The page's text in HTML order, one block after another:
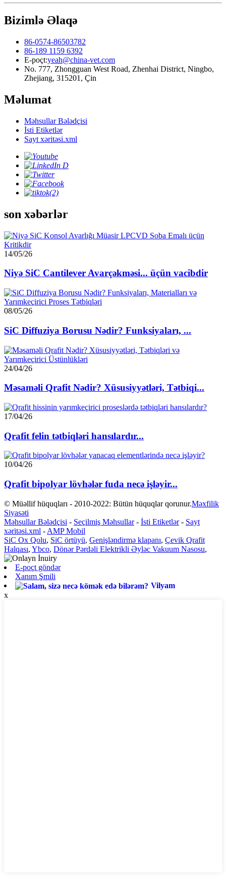
Bizimlə Əlaqə
86-0574-86503782
86-189 1159 6392
E-poçt:yeah@china-vet.com
No. 777, Zhongguan West Road, Zhenhai District, Ningbo,
Zhejiang, 315201, Çin
Məlumat
Məhsullar Bələdçisi
İsti Etiketlər
Sayt xəritəsi.xml
son xəbərlər
14/05/26
Niyə SiC Cantilever Avarçəkməsi... üçün vacibdir
08/05/26
SiC Diffuziya Borusu Nədir? Funksiyaları, ...
24/04/26
Məsaməli Qrafit Nədir? Xüsusiyyətləri, Tətbiqi...
17/04/26
Qrafit felin tətbiqləri hansılardır...
10/04/26
Qrafit bipolyar lövhələr fuda necə işləyir...
© Müəllif hüquqları - 2010-2022: Bütün hüquqlar qorunur.Məxfilik
Siyasəti
Məhsullar Bələdçisi - Seçilmiş Məhsullar- İsti Etiketlər- Sayt
xəritəsi.xml - AMP Mobil
SiC Ox Qolu, SiC örtüyü, Genişləndirmə klapanı, Çevik Qrafit
Halqası, Ybco, Dönər Pərdəli Elektrikli Əyləc Vakuum Nasosu,
E-poçt göndər
Xanım Şmili
Vilyam
x